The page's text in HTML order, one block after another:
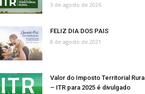
3 de agosto de 2026
FELIZ DIA DOS PAIS
8 de agosto de 2021
Valor do Imposto Territorial Rural
– ITR para 2025 é divulgado